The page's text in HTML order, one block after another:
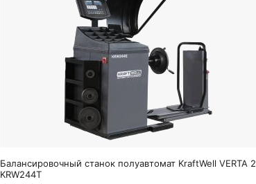
Балансировочный станок полуавтомат KraftWell VERTA 2
KRW244T